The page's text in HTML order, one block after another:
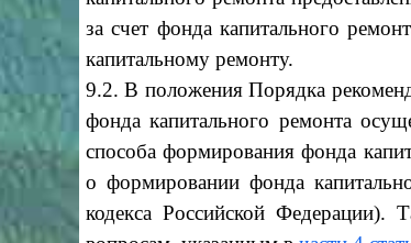
за счет фонда капитального
капитальному ремонту.
9.2. В положения Порядка
фонда капитального ремонта
способа формирования фонда
о формировании фонда
кодекса Российской